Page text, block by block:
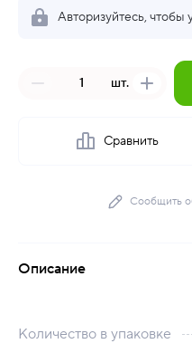
Авторизуйтесь, чтобы
шт.
Сравнить
Сообщить
Описание
Количество в упаковке